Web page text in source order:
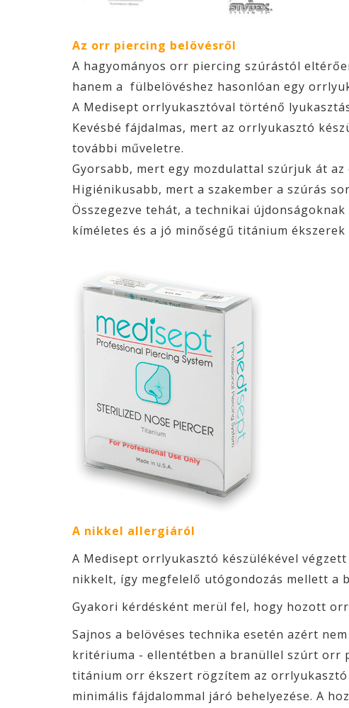
Az orr piercing belövésről
A hagyományos orr piercing szúrástól
hanem a fülbelövéshez hasonlóan egy
A Medisept orrlyukasztóval történő
Kevésbé fájdalmas, mert az orrlyukasztó
további műveletre.
Gyorsabb, mert egy mozdulattal szúrjuk át az
Higiénikusabb, mert a szakember a szúrás
Összegezve tehát, a technikai
kíméletes és a jó minőségű titánium
A nikkel allergiáról
A Medisept orrlyukasztó készülékével
nikkelt, így megfelelő utógondozás mellett a
Gyakori kérdésként merül fel, hogy hozott
Sajnos a belövéses technika esetén azért
kritériuma - ellentétben a branüllel szúrt orr
titánium orr ékszert rögzítem az
minimális fájdalommal járó behelyezése. A